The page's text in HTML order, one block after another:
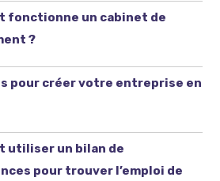
fonctionne un cabinet de
?
pour créer votre entreprise en
utiliser un bilan de
pour trouver l’emploi de